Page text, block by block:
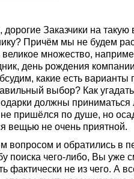
Заказчики на такую
Причём мы не будем
великое множество,
день рождения
какие есть варианты
выбор? Как
должны
пришёлся по душе, но
вещью не очень приятной.
и обратились в
поиска чего-либо, Вы уже
не из чего. А